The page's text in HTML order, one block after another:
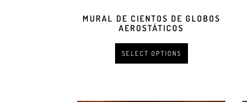
MURAL DE CIENTOS DE GLOBOS
AEROSTÁTICOS
SELECT OPTIONS